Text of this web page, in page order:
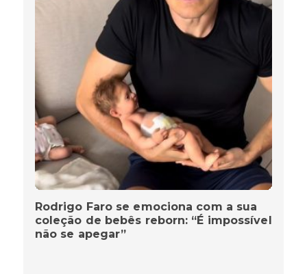
Rodrigo Faro se emociona com a sua
coleção de bebês reborn: “É impossível
não se apegar”